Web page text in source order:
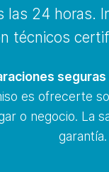
las 24 horas.
técnicos
es ofrecerte
o negocio. La
garantía.